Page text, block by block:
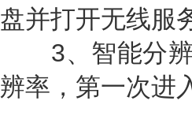
盘并打开无线服
3、智能分辨
辨率，第一次进